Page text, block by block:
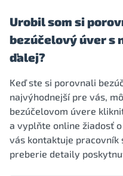
Urobil som si
bezúčelový úver s
ďalej?
Keď ste si porovnali
najvýhodnejší pre vás,
bezúčelovom úvere
a vyplňte online žiadosť
vás kontaktuje
preberie detaily